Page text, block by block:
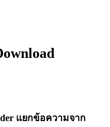
แยกข้อความจาก